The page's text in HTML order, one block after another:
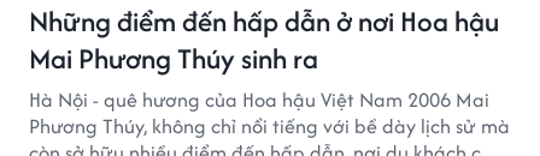
Những điểm đến hấp dẫn ở nơi Hoa hậu
Mai Phương Thúy sinh ra
Hà Nội - quê hương của Hoa hậu Việt Nam 2006 Mai
Phương Thúy, không chỉ nổi tiếng với bề dày lịch sử mà